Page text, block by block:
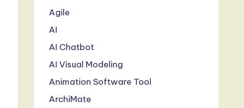
Agile
AI
AI Chatbot
AI Visual Modeling
Animation Software Tool
ArchiMate